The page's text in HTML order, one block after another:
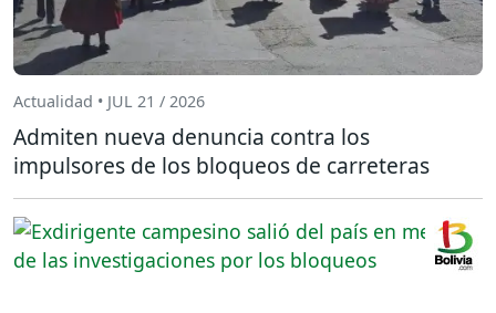
Actualidad • JUL 21 / 2026
Admiten nueva denuncia contra los
impulsores de los bloqueos de carreteras